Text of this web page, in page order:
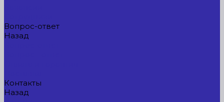
Вопрос-ответ
Назад
Контакты
Назад